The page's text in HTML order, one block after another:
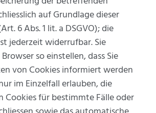
auf Grundlage dieser
6 Abs. 1 lit. a DSGVO); die
jederzeit widerrufbar. Sie
so einstellen, dass Sie
von Cookies informiert werden
im Einzelfall erlauben, die
Cookies für bestimmte Fälle oder